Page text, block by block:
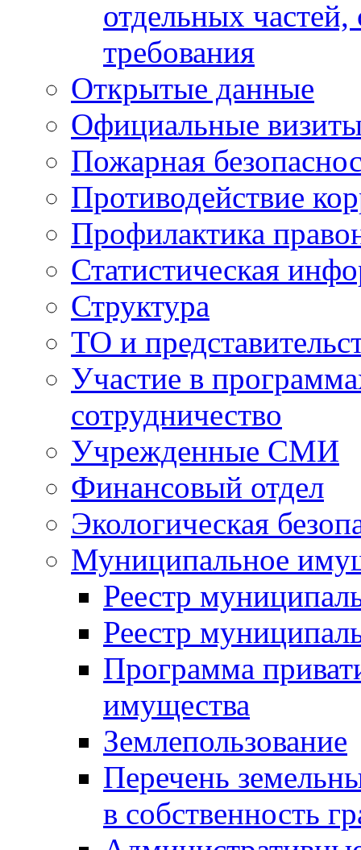
отдельных
требования
Открытые данные
Официальные
Пожарная
Противодействие
Профилактика
Статистическая
Структура
ТО и
Участие в
сотрудничество
Учрежденные СМИ
Финансовый отдел
Экологическая
Муниципальное
Реестр
Реестр
Программа
имущества
Землепользование
Перечень
в собственность